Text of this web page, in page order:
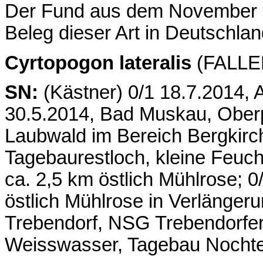
Der Fund aus dem
Beleg dieser Art in
Cyrtopogon lateralis
SN: (Kästner) 0/1 18.7.2014,
30.5.2014, Bad Muskau,
Laubwald im Bereich
Tagebaurestloch, kleine
ca. 2,5 km östlich Mühlrose;
östlich Mühlrose in
Trebendorf, NSG
Weisswasser, Tagebau